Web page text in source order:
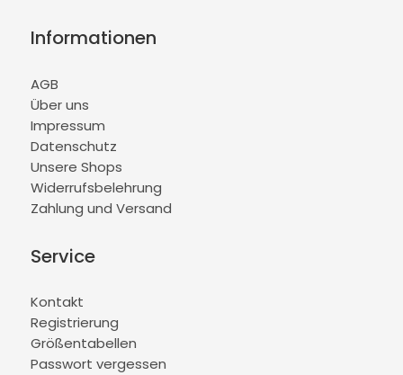
Informationen
AGB
Über uns
Impressum
Datenschutz
Unsere Shops
Widerrufsbelehrung
Zahlung und Versand
Service
Kontakt
Registrierung
Größentabellen
Passwort vergessen